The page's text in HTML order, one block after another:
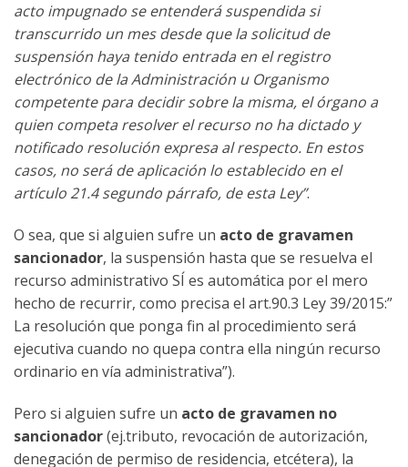
acto impugnado se entenderá suspendida si
transcurrido un mes desde que la solicitud de
suspensión haya tenido entrada en el registro
electrónico de la Administración u Organismo
competente para decidir sobre la misma, el órgano a
quien competa resolver el recurso no ha dictado y
notificado resolución expresa al respecto. En estos
casos, no será de aplicación lo establecido en el
artículo 21.4 segundo párrafo, de esta Ley”.
O sea, que si alguien sufre un acto de gravamen
sancionador, la suspensión hasta que se resuelva el
recurso administrativo SÍ es automática por el mero
hecho de recurrir, como precisa el art.90.3 Ley 39/2015:”
La resolución que ponga fin al procedimiento será
ejecutiva cuando no quepa contra ella ningún recurso
ordinario en vía administrativa”).
Pero si alguien sufre un acto de gravamen no
sancionador(ej.tributo, revocación de autorización,
denegación de permiso de residencia, etcétera), la